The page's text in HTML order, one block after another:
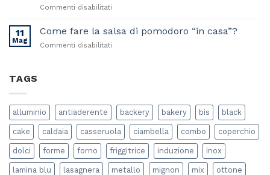
Cottura
Commenti disabilitati
preparare
11
Mag
Come fare la salsa di pomodoro “in casa”?
Commenti disabilitati
pomodoro
casa”?
TAGS
alluminio antiaderente backery bakery bis black
cake caldaia casseruola ciambella combo coperchio
dolci forme forno friggitrice induzione inox
lamina blu lasagnera metallo mignon mix ottone